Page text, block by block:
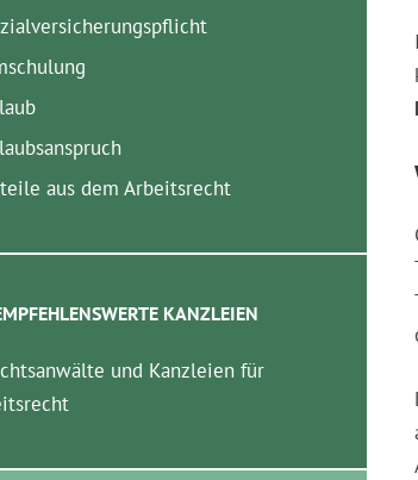
aus dem Arbeitsrecht
KANZLEIEN
und Kanzleien für